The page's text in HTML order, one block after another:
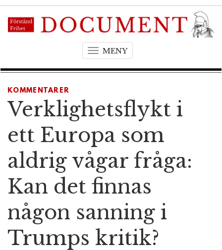
MENYT
g
l
a
i
a
t
i
o
n
KOMMENTARER
Verklighetsflykt i
ett Europa som
aldrig vågar fråga:
Kan det finnas
någon sanning i
Trumps kritik?